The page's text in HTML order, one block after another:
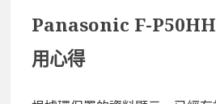
Panasonic F-P50HH
用心得